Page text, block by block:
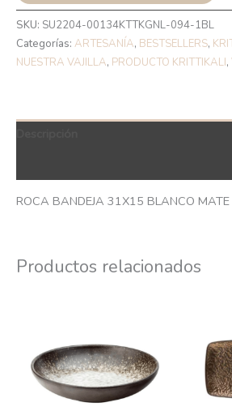
SKU: SU2204-00134KTTKGNL-094-1BL
Categorías: ARTESANÍA, BESTSELLERS,
NUESTRA VAJILLA, PRODUCTO KRITTIKALI,
ROCA BANDEJA 31X15 BLANCO MATE
Productos relacionados